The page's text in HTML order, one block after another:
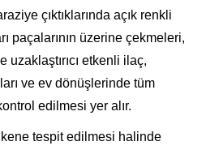
çıktıklarında açık renkli
paçalarının üzerine çekmeleri,
etkenli ilaç,
ve ev dönüşlerinde tüm
edilmesi yer alır.
tespit edilmesi halinde